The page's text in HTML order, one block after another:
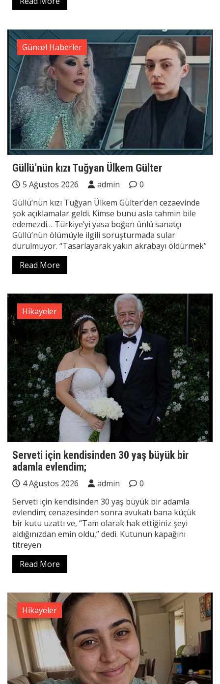
Güncel Haberler
Güllü’nün kızı Tuğyan Ülkem Gülter
5 Ağustos 2026 admin
0
Güllü’nün kızı Tuğyan Ülkem Gülter’den cezaevinde
şok açıklamalar geldi. Kimse bunu asla tahmin bile
edemezdi… Türkiye’yi yasa boğan ünlü sanatçı
Güllü’nün ölümüyle ilgili soruşturmada sular
durulmuyor. “Tasarlayarak yakın akrabayı öldürmek”
Read More
Hikayeler
Serveti için kendisinden 30 yaş büyük bir
adamla evlendim;
4 Ağustos 2026 admin
0
Serveti için kendisinden 30 yaş büyük bir adamla
evlendim; cenazesinden sonra avukatı bana küçük
bir kutu uzattı ve, “Tam olarak hak ettiğiniz şeyi
aldığınızdan emin oldu,” dedi. Kutunun kapağını
titreyen
Read More
Hikayeler